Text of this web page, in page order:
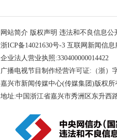
网站简介 版权声明 违法和不良信息公
浙ICP备14021630号-3 互联网新闻信息
企业法人营业执照
广播电视节目制作经营许可证:（浙
嘉兴市新闻传媒中心(传媒集团)版权
地址:中国浙江省嘉兴市秀洲区东升西